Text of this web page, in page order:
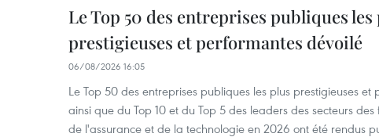
Le Top 50 des entreprises publiques les
prestigieuses et performantes dévoilé
06/08/2026 16:05
Le Top 50 des entreprises publiques les plus prestigieuses et
ainsi que du Top 10 et du Top 5 des leaders des secteurs
de l'assurance et de la technologie en 2026 ont été rendus